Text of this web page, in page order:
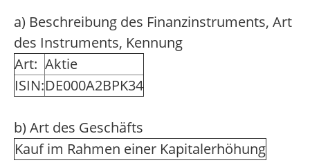
a) Beschreibung des Finanzinstruments, Art
des Instruments, Kennung
Art: Aktie
ISIN:DE000A2BPK34
b) Art des Geschäfts
Kauf im Rahmen einer Kapitalerhöhung